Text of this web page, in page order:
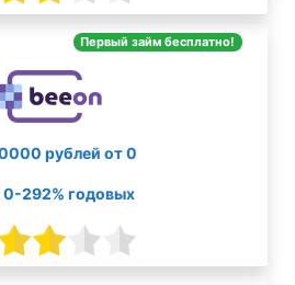
Первый займ бесплатно!
рублей от 0
292% годовых